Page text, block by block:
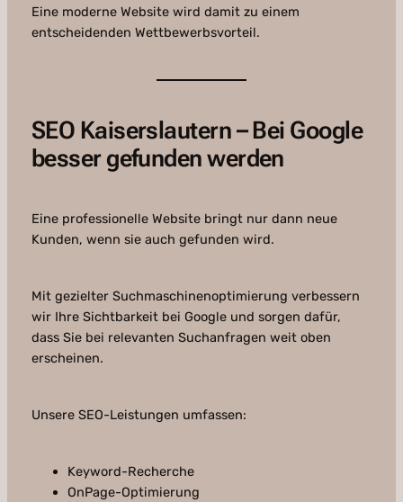
Eine moderne Website wird damit zu einem
entscheidenden Wettbewerbsvorteil.
SEO Kaiserslautern – Bei Google
besser gefunden werden
Eine professionelle Website bringt nur dann neue
Kunden, wenn sie auch gefunden wird.
Mit gezielter Suchmaschinenoptimierung verbessern
wir Ihre Sichtbarkeit bei Google und sorgen dafür,
dass Sie bei relevanten Suchanfragen weit oben
erscheinen.
Unsere SEO-Leistungen umfassen:
Keyword-Recherche
OnPage-Optimierung